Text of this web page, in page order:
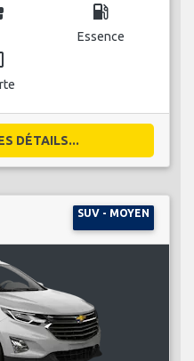
local_gas_station
Essence
DÉTAILS...
SUV - MOYEN